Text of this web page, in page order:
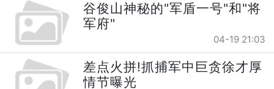
谷俊山神秘的"军盾一号"和"将
军府"
04-19 21:03
差点火拼!抓捕军中巨贪徐才厚
情节曝光